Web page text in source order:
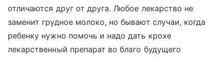
отличаются друг от друга. Любое лекарство не
заменит грудное молоко, но бывают случаи, когда
ребенку нужно помочь и надо дать крохе
лекарственный препарат во благо будущего